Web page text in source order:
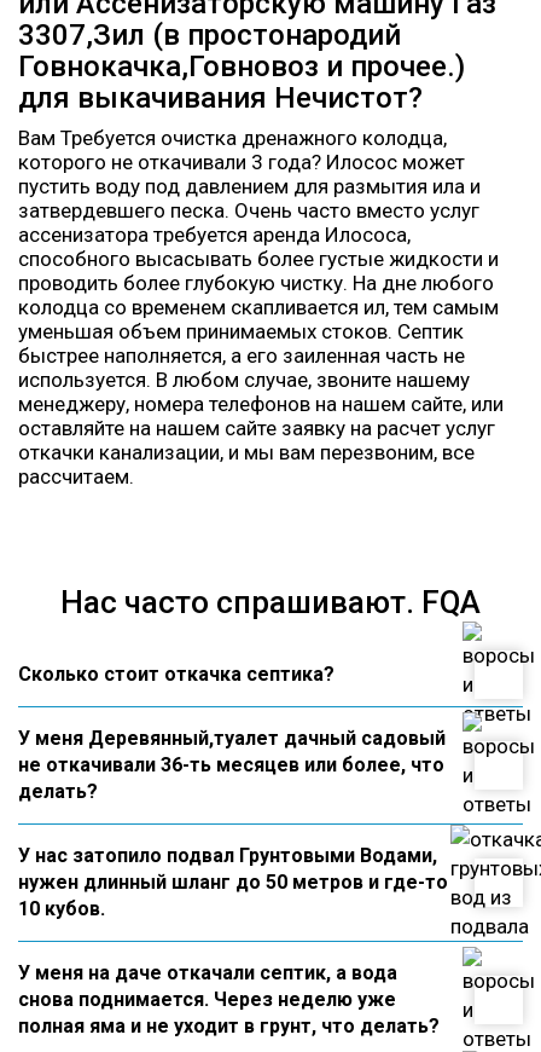
3307,Зил (в простонародий
Говнокачка,Говновоз и прочее.)
для выкачивания Нечистот?
Вам Требуется очистка дренажного колодца,
которого не откачивали 3 года? Илосос может
пустить воду под давлением для размытия ила и
затвердевшего песка. Очень часто вместо услуг
ассенизатора требуется аренда Илососа,
способного высасывать более густые жидкости и
проводить более глубокую чистку. На дне любого
колодца со временем скапливается ил, тем самым
уменьшая объем принимаемых стоков. Септик
быстрее наполняется, а его заиленная часть не
используется. В любом случае, звоните нашему
менеджеру, номера телефонов на нашем сайте, или
оставляйте на нашем сайте заявку на расчет услуг
откачки канализации, и мы вам перезвоним, все
рассчитаем.
Нас часто спрашивают. FQA
Сколько стоит откачка септика?
У меня Деревянный,туалет дачный садовый
не откачивали 36-ть месяцев или более, что
делать?
У нас затопило подвал Грунтовыми Водами,
нужен длинный шланг до 50 метров и где-то
10 кубов.
У меня на даче откачали септик, а вода
снова поднимается. Через неделю уже
полная яма и не уходит в грунт, что делать?